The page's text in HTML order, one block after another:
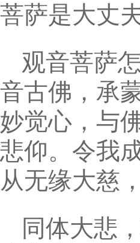
菩萨是大丈
观音菩萨
音古佛，承
妙觉心，与
悲仰。令我
从无缘大慈
同体大悲